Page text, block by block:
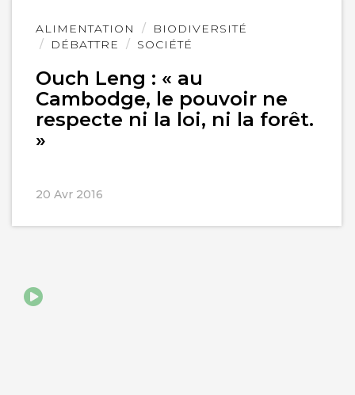
ALIMENTATION
BIODIVERSITÉ
DÉBATTRE
SOCIÉTÉ
Ouch Leng : « au
Cambodge, le pouvoir ne
respecte ni la loi, ni la forêt.
»
20 Avr 2016
Lire
l'article